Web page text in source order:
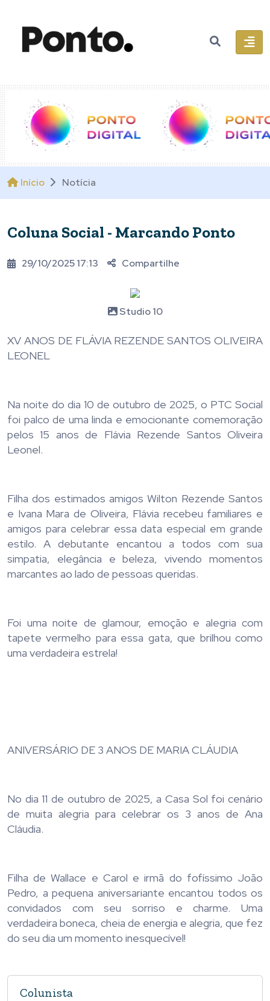
Início Notícia
Coluna Social - Marcando Ponto
29/10/2025 17:13 Compartilhe
Studio 10
XV ANOS DE FLÁVIA REZENDE SANTOS OLIVEIRA
LEONEL
Na noite do dia 10 de outubro de 2025, o PTC Social
foi palco de uma linda e emocionante comemoração
pelos 15 anos de Flávia Rezende Santos Oliveira
Leonel.
Filha dos estimados amigos Wilton Rezende Santos
e Ivana Mara de Oliveira, Flávia recebeu familiares e
amigos para celebrar essa data especial em grande
estilo. A debutante encantou a todos com sua
simpatia, elegância e beleza, vivendo momentos
marcantes ao lado de pessoas queridas.
Foi uma noite de glamour, emoção e alegria com
tapete vermelho para essa gata, que brilhou como
uma verdadeira estrela!
ANIVERSÁRIO DE 3 ANOS DE MARIA CLÁUDIA
No dia 11 de outubro de 2025, a Casa Sol foi cenário
de muita alegria para celebrar os 3 anos de Ana
Cláudia.
Filha de Wallace e Carol e irmã do fofíssimo João
Pedro, a pequena aniversariante encantou todos os
convidados com seu sorriso e charme. Uma
verdadeira boneca, cheia de energia e alegria, que fez
do seu dia um momento inesquecível!
Colunista